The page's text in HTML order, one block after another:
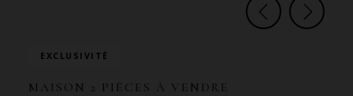
EXCLUSIVITÉ
MAISON 2 PIÈCES À VENDRE